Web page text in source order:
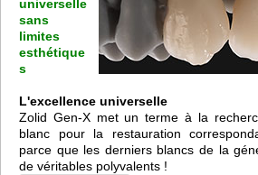
universelle
sans
limites
esthétique
s
L'excellence universelle
Zolid Gen-X met un terme à la
blanc pour la restauration
parce que les derniers blancs de la
de véritables polyvalents !